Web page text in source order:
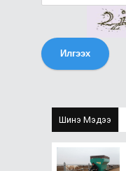
Илгээх
Шинэ Мэдээ